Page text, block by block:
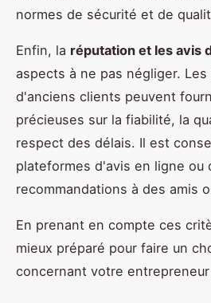
normes de sécurité et de
Enfin, la réputation et les avis
aspects à ne pas négliger.
d'anciens clients peuvent
précieuses sur la fiabilité, la
respect des délais. Il est
plateformes d'avis en ligne ou
recommandations à des amis
En prenant en compte ces
mieux préparé pour faire un
concernant votre